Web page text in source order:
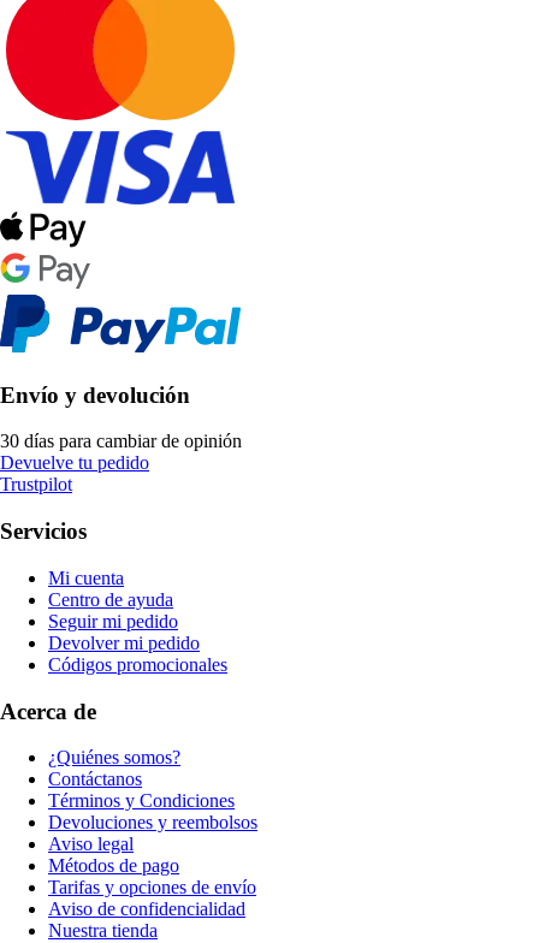
Envío y devolución
30 días para cambiar de opinión
Devuelve tu pedido
Trustpilot
Servicios
Mi cuenta
Centro de ayuda
Seguir mi pedido
Devolver mi pedido
Códigos promocionales
Acerca de
¿Quiénes somos?
Contáctanos
Términos y Condiciones
Devoluciones y reembolsos
Aviso legal
Métodos de pago
Tarifas y opciones de envío
Aviso de confidencialidad
Nuestra tienda